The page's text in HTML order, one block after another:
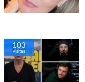
103
visitas